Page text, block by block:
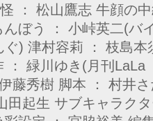
： 松山鷹志 牛顔の
んぼう ： 小峠英二(バ
ぐ) 津村容莉 ： 枝島
： 緑川ゆき(月刊
藤秀樹 脚本 ： 村井
田起生 サブキャラク